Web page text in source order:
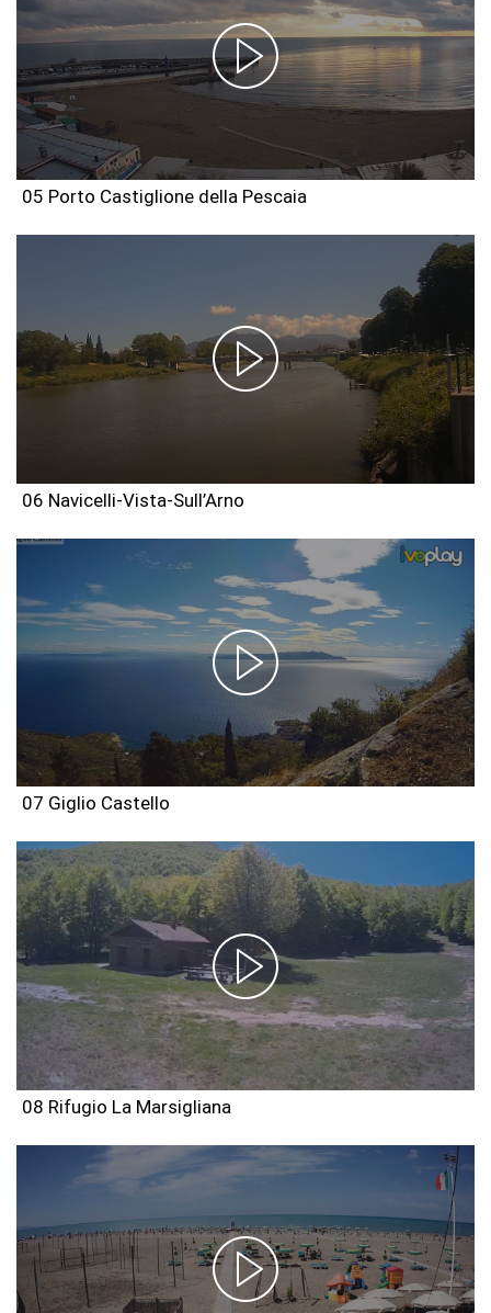
05 Porto Castiglione della Pescaia
06 Navicelli-Vista-Sull’Arno
07 Giglio Castello
08 Rifugio La Marsigliana